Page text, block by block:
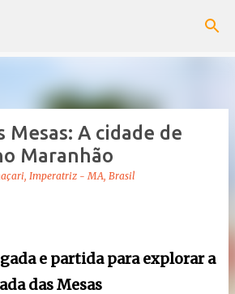
Mesas: A cidade de
Maranhão
Imperatriz - MA, Brasil
e partida para explorar a
das Mesas